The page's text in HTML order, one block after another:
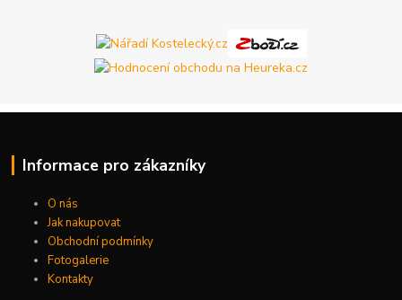
Informace pro zákazníky
O nás
Jak nakupovat
Obchodní podmínky
Fotogalerie
Kontakty